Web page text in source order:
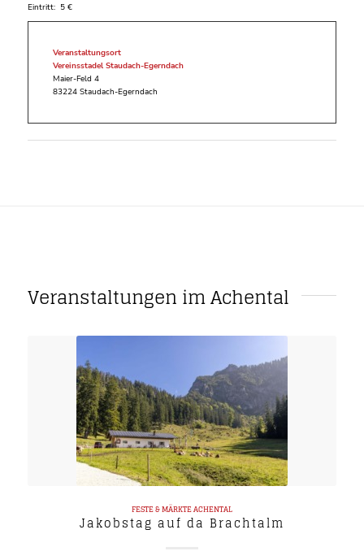
Eintritt: 5 €
Veranstaltungsort
Vereinsstadel Staudach-Egerndach
Maier-Feld 4
83224 Staudach-Egerndach
Veranstaltungen im Achental
FESTE & MÄRKTEACHENTAL
Jakobstag auf da Brachtalm